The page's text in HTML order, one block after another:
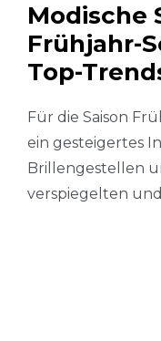
Modische
Frühjahr-
Top-
Für die Saison
ein gesteigertes
Brillengestellen
verspiegelten